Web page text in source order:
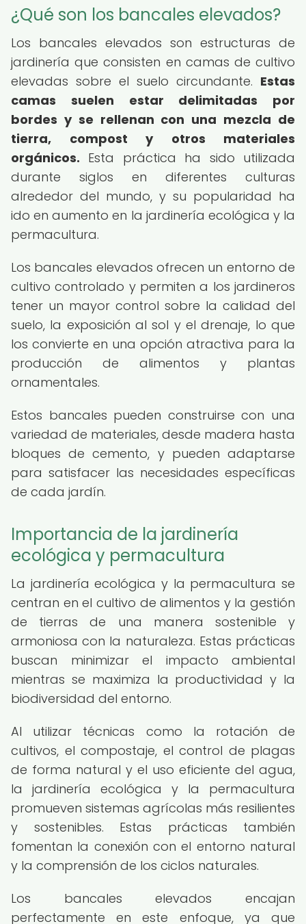
¿Qué son los bancales elevados?
Los bancales elevados son estructuras de
jardinería que consisten en camas de cultivo
elevadas sobre el suelo circundante. Estas
camas suelen estar delimitadas por
bordes y se rellenan con una mezcla de
tierra, compost y otros materiales
orgánicos. Esta práctica ha sido utilizada
durante siglos en diferentes culturas
alrededor del mundo, y su popularidad ha
ido en aumento en la jardinería ecológica y la
permacultura.
Los bancales elevados ofrecen un entorno de
cultivo controlado y permiten a los jardineros
tener un mayor control sobre la calidad del
suelo, la exposición al sol y el drenaje, lo que
los convierte en una opción atractiva para la
producción de alimentos y plantas
ornamentales.
Estos bancales pueden construirse con una
variedad de materiales, desde madera hasta
bloques de cemento, y pueden adaptarse
para satisfacer las necesidades específicas
de cada jardín.
Importancia de la jardinería
ecológica y permacultura
La jardinería ecológica y la permacultura se
centran en el cultivo de alimentos y la gestión
de tierras de una manera sostenible y
armoniosa con la naturaleza. Estas prácticas
buscan minimizar el impacto ambiental
mientras se maximiza la productividad y la
biodiversidad del entorno.
Al utilizar técnicas como la rotación de
cultivos, el compostaje, el control de plagas
de forma natural y el uso eficiente del agua,
la jardinería ecológica y la permacultura
promueven sistemas agrícolas más resilientes
y sostenibles. Estas prácticas también
fomentan la conexión con el entorno natural
y la comprensión de los ciclos naturales.
Los bancales elevados encajan
perfectamente en este enfoque, ya que